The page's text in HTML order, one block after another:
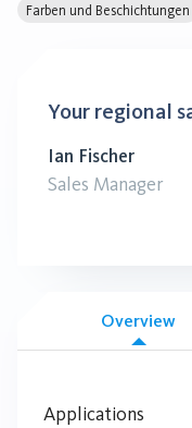
Farben und Beschichtungen
Your regional
Ian Fischer
Sales Manager
Overview
Applications